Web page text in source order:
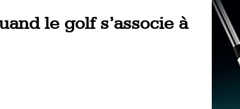
le golf s’associe à